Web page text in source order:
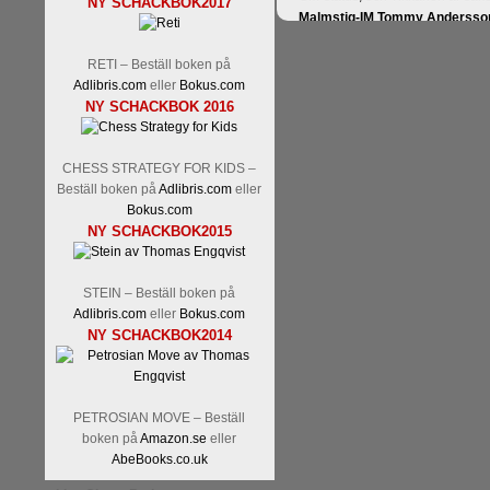
RETI – Beställ boken på
Adlibris.com eller Bokus.com
NY SCHACKBOK 2016
CHESS STRATEGY FOR KIDS –
Beställ boken påAdlibris.com eller
Bokus.com
NY SCHACKBOK2015
STEIN – Beställ boken på
Adlibris.com eller Bokus.com
NY SCHACKBOK2014
PETROSIAN MOVE – Beställ
boken påAmazon.se eller
AbeBooks.co.uk
Malmstig-IM Tommy